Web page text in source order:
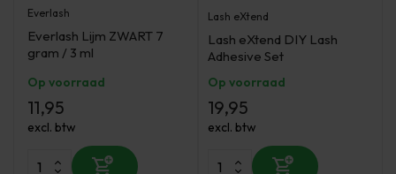
Everlash
Everlash Lijm ZWART 7
gram / 3 ml
Op voorraad
11,95
excl. btw
Lash eXtend
Lash eXtend DIY Lash
Adhesive Set
Op voorraad
19,95
excl. btw